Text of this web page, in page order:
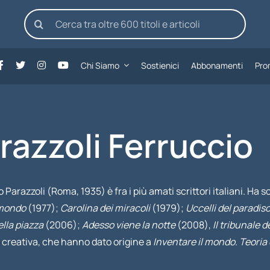
Cerca
per:
Chi Siamo Sostienici Abbonamenti
Ferruccio
Parazzoli (Roma, 1935) è fra i più amati scrittori italiani.
(1977); Carolina dei miracoli(1979); Uccelli del paradiso
piazza(2006);Adesso viene la notte(2008), Il tribunale
che hanno dato origine a Inventare il mondo.